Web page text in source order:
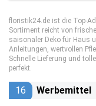
floristik24.de ist die Top-
Sortiment reicht von
saisonaler Deko für Haus
Anleitungen, wertvollen
Schnelle Lieferung und
perfekt.
16 Werbemittel